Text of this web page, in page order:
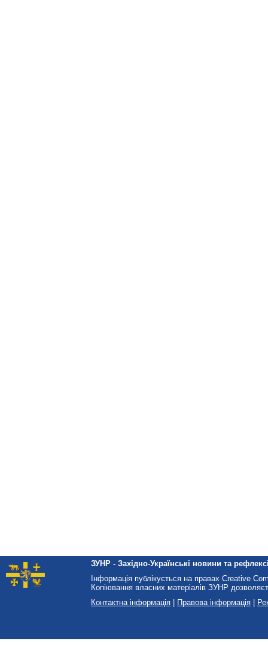
ЗУНР - Західно-Українські новини та
Інформація публікується на правах Creative
Копіювання власних матеріалів ЗУНР
Контактна інформація
Правова інформація